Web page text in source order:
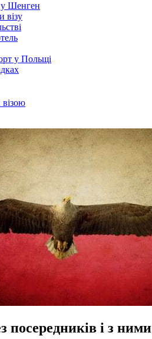
у Шенген
візу
у Польщі
візою
посередників і з ними